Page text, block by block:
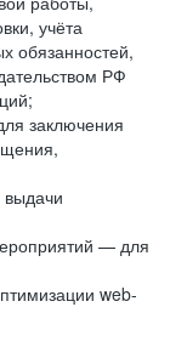
учёта
обязанностей,
РФ
заключения
— для
web-